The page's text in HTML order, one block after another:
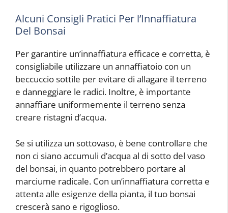
Alcuni Consigli Pratici Per l’Innaffiatura
Del Bonsai
Per garantire un’innaffiatura efficace e corretta, è
consigliabile utilizzare un annaffiatoio con un
beccuccio sottile per evitare di allagare il terreno
e danneggiare le radici. Inoltre, è importante
annaffiare uniformemente il terreno senza
creare ristagni d’acqua.
Se si utilizza un sottovaso, è bene controllare che
non ci siano accumuli d’acqua al di sotto del vaso
del bonsai, in quanto potrebbero portare al
marciume radicale. Con un’innaffiatura corretta e
attenta alle esigenze della pianta, il tuo bonsai
crescerà sano e rigoglioso.